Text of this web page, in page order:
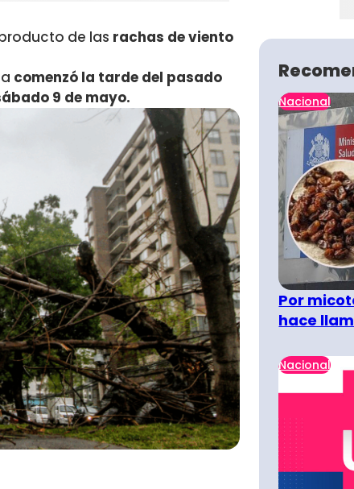
de las rachas de viento
comenzó la tarde del pasado
9 de mayo.
Nacional
Por
hace
Nacional